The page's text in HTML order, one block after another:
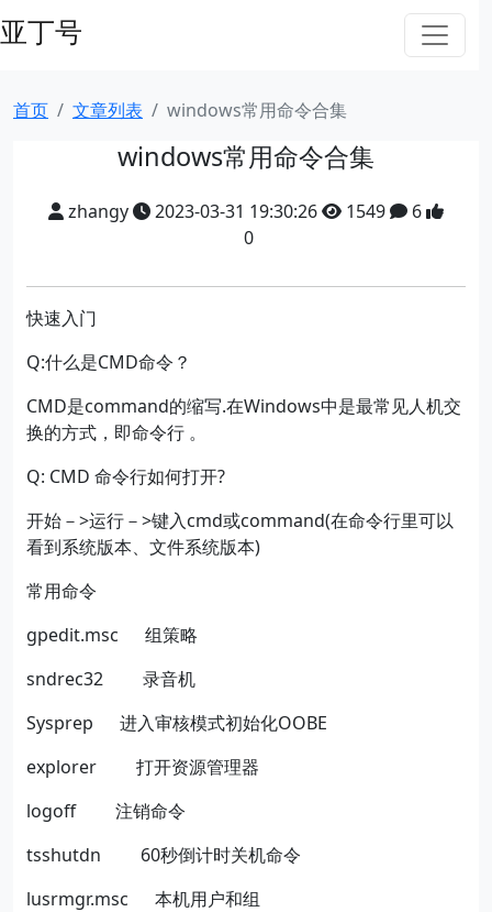
亚丁号
首页 文章列表 windows常用命令合集
windows常用命令合集
zhangy 2023-03-31 19:30:26 1549
6
0
快速入门
Q:什么是CMD命令？
CMD是command的缩写.在Windows中是最常见人机交
换的方式，即命令行 。
Q: CMD 命令行如何打开?
开始－>运行－>键入cmd或command(在命令行里可以
看到系统版本、文件系统版本)
常用命令
gpedit.msc 组策略
sndrec32 录音机
Sysprep
进入审核模式初始化OOBE
explorer 打开资源管理器
logoff注销命令
tsshutdn
60秒倒计时关机命令
lusrmgr.msc 本机用户和组